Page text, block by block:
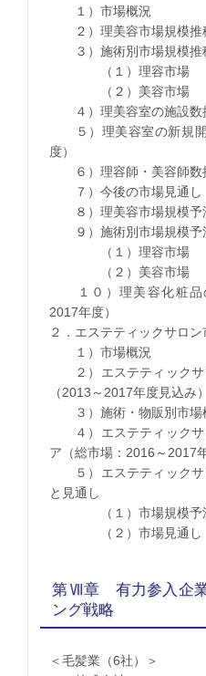
１）市場概況
２）理美容市場規模推
３）施術別市場規模推
（１）理容市場
（２）美容市場
４）理美容室の施設数
５）理美容室の新規開
度）
６）理容師・美容師数
７）今後の市場見通し
８）理美容市場規模予
９）施術別市場規模予
（１）理容市場
（２）美容市場
１０）理美容化粧品
2017年度）
２．エステティックサロン
１）市場概況
２）エステティックサ
（2013～2017年度見込み）
３）施術・物販別市場
４）エステティックサ
ア（総市場：2016～2017
５）エステティックサ
と見通し
（１）市場規模予測
（２）市場見通し
第Ⅶ章 有力参入企業
ング戦略
＜毛髪業（6社）＞